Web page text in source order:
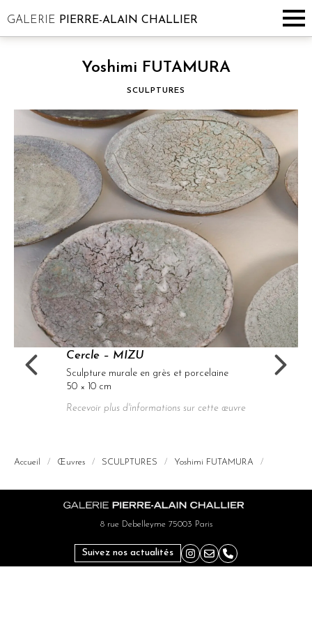
GALERIE PIERRE-ALAIN CHALLIER
Yoshimi FUTAMURA
SCULPTURES
Cercle – MIZU
Sculpture murale en grès et porcelaine
50 × 10 cm
Recevoir plus d'informations sur cette œuvre
Accueil / Œuvres / SCULPTURES / Yoshimi FUTAMURA /
8 rue Debelleyme 75003 Paris
Suivez nos actualités